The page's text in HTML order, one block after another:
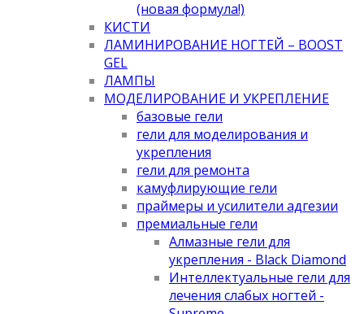
(новая формула!)
КИСТИ
ЛАМИНИРОВАНИЕ НОГТЕЙ – BOOST
GEL
ЛАМПЫ
МОДЕЛИРОВАНИЕ И УКРЕПЛЕНИЕ
базовые гели
гели для моделирования и
укрепления
гели для ремонта
камуфлирующие гели
праймеры и усилители адгезии
премиальные гели
Алмазные гели для
укрепления - Black Diamond
Интеллектуальные гели для
лечения слабых ногтей -